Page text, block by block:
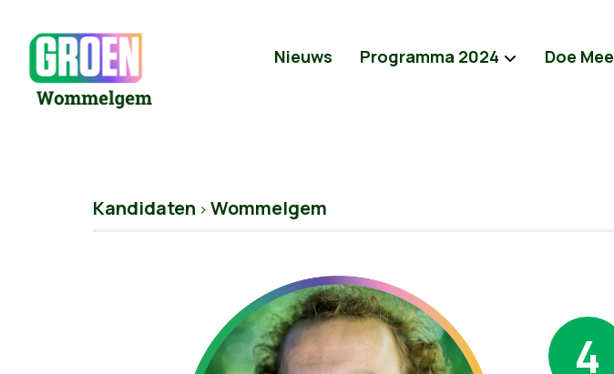
Nieuws Programma 2024 Doe Mee
Kandidaten > Wommelgem
4